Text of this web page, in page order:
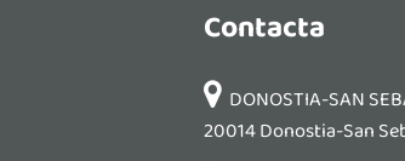
Contacta
DONOSTIA-SAN
20014 Donostia-San